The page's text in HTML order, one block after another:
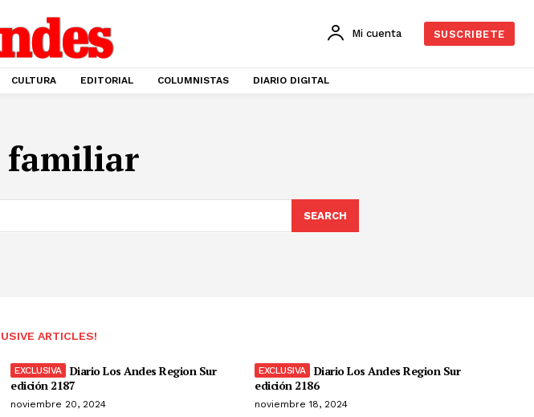
Mi cuenta SUSCRIBETE
CULTURA EDITORIAL COLUMNISTAS DIARIO DIGITAL
familiar
SEARCH
ARTICLES!
Diario Los Andes Region Sur
edición 2187
noviembre 20, 2024
Diario Los Andes Region Sur
edición 2186
noviembre 18, 2024